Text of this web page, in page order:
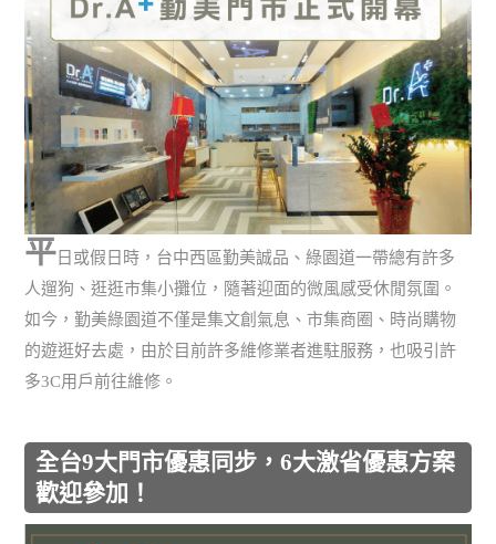
平日或假日時，台中西區勤美誠品、綠園道一帶總有許多
人遛狗、逛逛市集小攤位，隨著迎面的微風感受休閒氛圍。
如今，勤美綠園道不僅是集文創氣息、市集商圈、時尚購物
的遊逛好去處，由於目前許多維修業者進駐服務，也吸引許
多3C用戶前往維修。
全台9大門市優惠同步，6大激省優惠方案
歡迎參加！